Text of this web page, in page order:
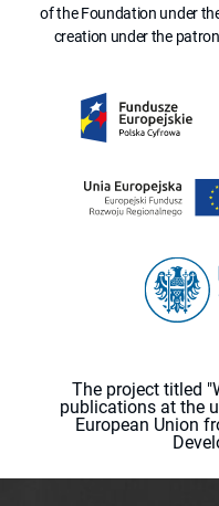
of the Foundation under
creation under the
The project titled
publications at the
European Union